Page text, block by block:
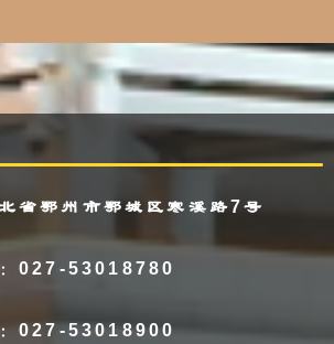
省鄂州市鄂城区寒溪路7号
027-53018780
027-53018900